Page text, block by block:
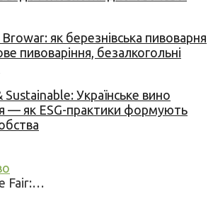
як березнівська пивоварня
пивоваріння, безалкогольні
Українське вино
— як ESG-практики формують
Fair:…